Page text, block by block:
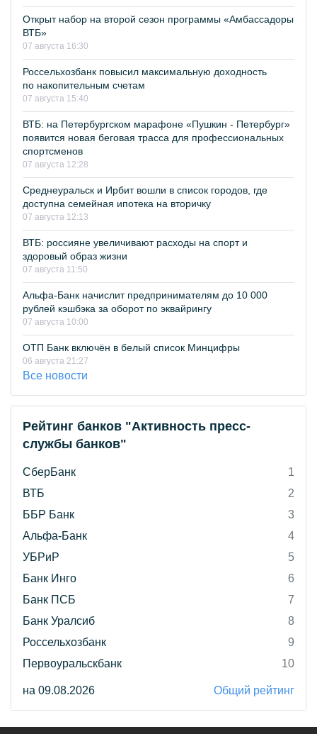
Открыт набор на второй сезон программы «Амбассадоры
ВТБ»
07 августа 16:30
Россельхозбанк повысил максимальную доходность
по накопительным счетам
07 августа 15:40
ВТБ: на Петербургском марафоне «Пушкин - Петербург»
появится новая беговая трасса для профессиональных
спортсменов
07 августа 12:28
Среднеуральск и Ирбит вошли в список городов, где
доступна семейная ипотека на вторичку
07 августа 12:13
ВТБ: россияне увеличивают расходы на спорт и
здоровый образ жизни
07 августа 11:50
Альфа-Банк начислит предпринимателям до 10 000
рублей кэшбэка за оборот по эквайрингу
07 августа 10:00
ОТП Банк включён в белый список Минцифры
06 августа 21:27
Все новости
Рейтинг банков "Активность пресс-
службы банков"
СберБанк
1
ВТБ
2
ББР Банк
3
Альфа-Банк
4
УБРиР
5
Банк Инго
6
Банк ПСБ
7
Банк Уралсиб
8
Россельхозбанк
9
Первоуральскбанк
10
на 09.08.2026 Общий рейтинг